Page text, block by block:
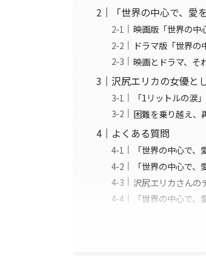
「世界の中心で、
映画版「世界の中
ドラマ版「世界
映画とドラマ、そ
沢尻エリカの女優と
「1リットルの涙
困難を乗り越え、
よくある質問
「世界の中心で
「世界の中心で
沢尻エリカさんの
「世界の中心で